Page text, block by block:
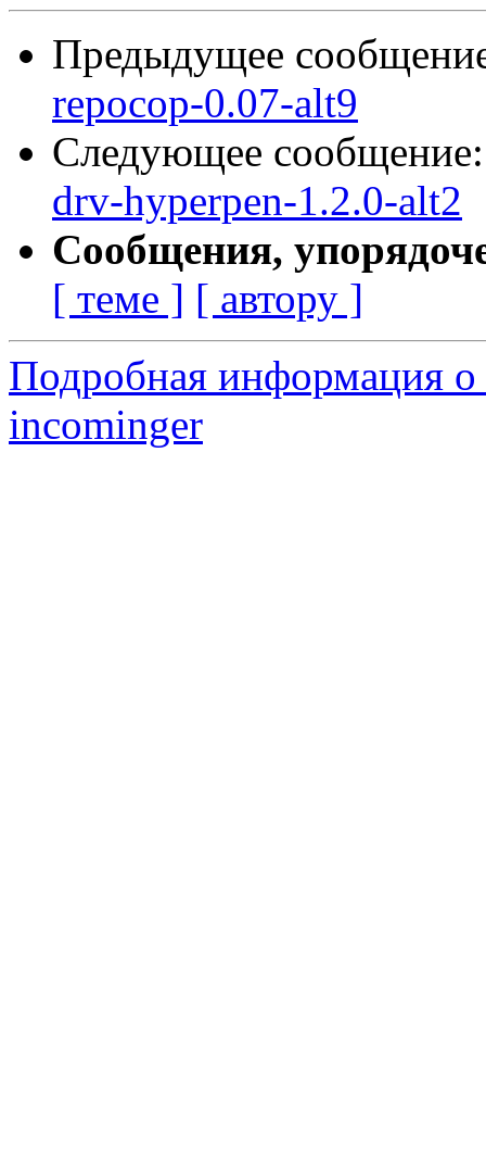
Предыдущее
repocop-0.07-alt9
Следующее
drv-hyperpen-1.2.0-alt2
Сообщения,
[ теме ] [ автору ]
Подробная информация о
incominger